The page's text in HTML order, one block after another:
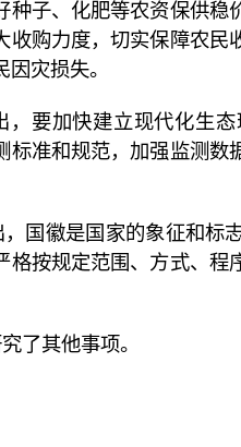
种子、化肥等农资保供稳
收购力度，切实保障农民
灾损失。
，要加快建立现代化生
标准和规范，加强监测数
，国徽是国家的象征和标
格按规定范围、方式、
了其他事项。